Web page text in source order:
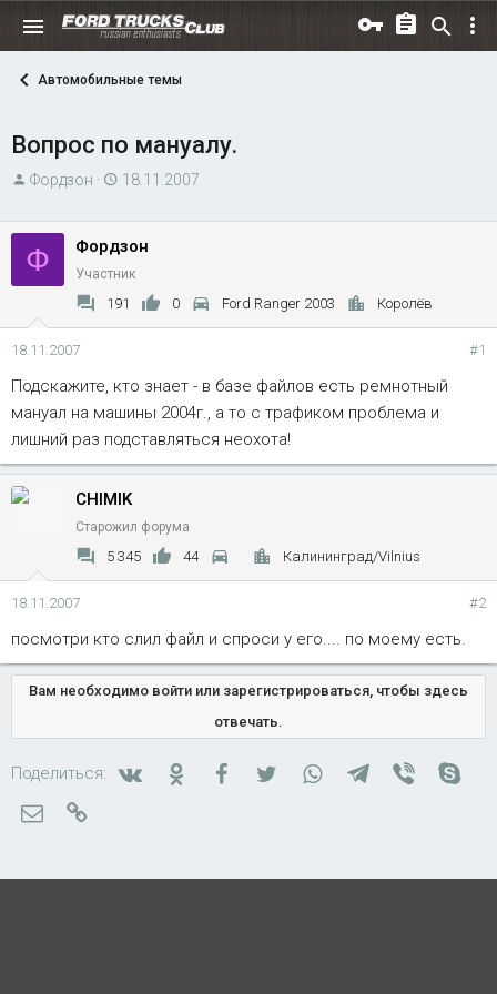
Автомобильные темы
Вопрос по мануалу.
А
т
о
р
е
м
Фордзон
Д
т
а
н
а
ч
18.11.2007
Ф Фордзон
Участник
191 0 Ford Ranger 2003 Королёв
18.11.2007 #1
Подскажите, кто знает - в базе файлов есть ремнотный
мануал на машины 2004г., а то с трафиком проблема и
лишний раз подставляться неохота!
CHIMIK
Старожил форума
5 345 44 Калининград/Vilnius
18.11.2007 #2
посмотри кто слил файл и спроси у его.... по моему есть.
Вам необходимо войти или зарегистрироваться, чтобы здесь
отвечать.
Поделиться: ВконтактеОдноклассники
FacebookTwitterWhatsAppTelegram
Viber
Электронная почта